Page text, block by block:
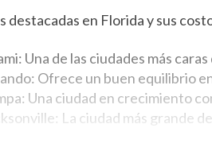
destacadas en Florida y sus
Una de las ciudades más
Ofrece un buen equilibrio
Una ciudad en crecimiento
La ciudad más grande